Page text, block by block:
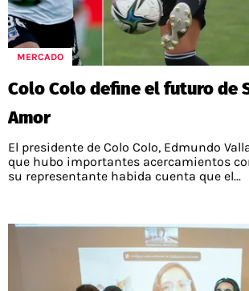
MERCADO
Colo Colo define el futuro de
Amor
El presidente de Colo Colo, Edmundo
que hubo importantes acercamientos
su representante habida cuenta que el...